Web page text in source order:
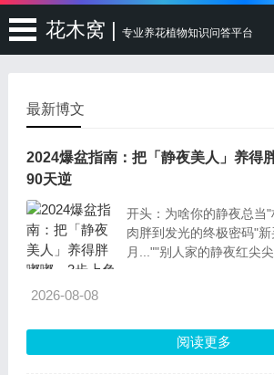
花木窝 | 专业养花植物知识问答平台
最新博文
2024爆盆指南：把「静夜美人」养得
90天逆
开头：为啥你的静夜总当
肉胖到发光的终极密码"
月...""别人家的静夜红尖
2026-08-08
阅读更多